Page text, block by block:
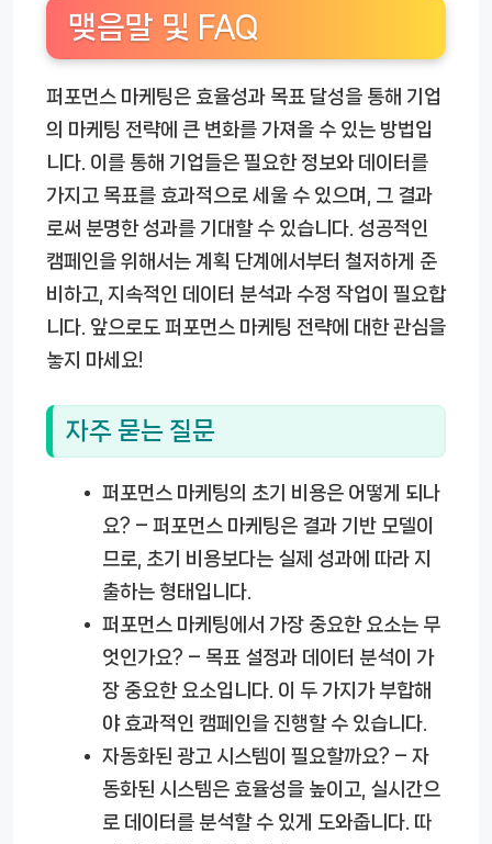
맺음말 및 FAQ
퍼포먼스 마케팅은 효율성과 목표 달성을 통해 기업
의 마케팅 전략에 큰 변화를 가져올 수 있는 방법입
니다. 이를 통해 기업들은 필요한 정보와 데이터를
가지고 목표를 효과적으로 세울 수 있으며, 그 결과
로써 분명한 성과를 기대할 수 있습니다. 성공적인
캠페인을 위해서는 계획 단계에서부터 철저하게 준
비하고, 지속적인 데이터 분석과 수정 작업이 필요합
니다. 앞으로도 퍼포먼스 마케팅 전략에 대한 관심을
놓지 마세요!
자주 묻는 질문
퍼포먼스 마케팅의 초기 비용은 어떻게 되나
요? – 퍼포먼스 마케팅은 결과 기반 모델이
므로, 초기 비용보다는 실제 성과에 따라 지
출하는 형태입니다.
퍼포먼스 마케팅에서 가장 중요한 요소는 무
엇인가요? – 목표 설정과 데이터 분석이 가
장 중요한 요소입니다. 이 두 가지가 부합해
야 효과적인 캠페인을 진행할 수 있습니다.
자동화된 광고 시스템이 필요할까요? – 자
동화된 시스템은 효율성을 높이고, 실시간으
로 데이터를 분석할 수 있게 도와줍니다. 따